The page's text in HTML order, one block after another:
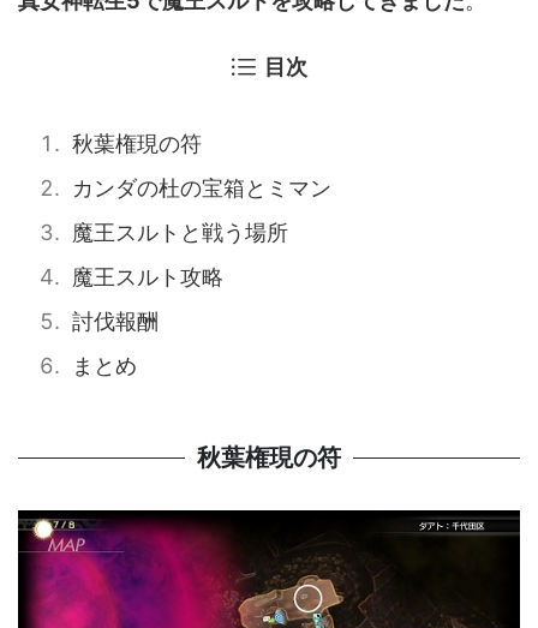
目次
秋葉権現の符
カンダの杜の宝箱とミマン
魔王スルトと戦う場所
魔王スルト攻略
討伐報酬
まとめ
秋葉権現の符